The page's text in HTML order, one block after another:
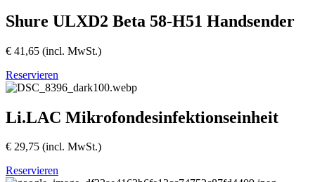
Shure ULXD2 Beta 58-H51 Handsender
€ 41,65 (incl. MwSt.)
Reservieren
Li.LAC Mikrofondesinfektionseinheit
€ 29,75 (incl. MwSt.)
Reservieren